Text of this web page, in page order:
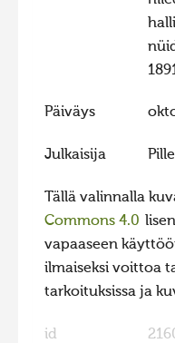
Hiite kuvavõistlus
Hiite kuvavõistlus
Päiväys
Julkaisija
Tällä valinnalla
Commons 4.0
vapaaseen
ilmaiseksi voittoa
tarkoituksissa ja
id